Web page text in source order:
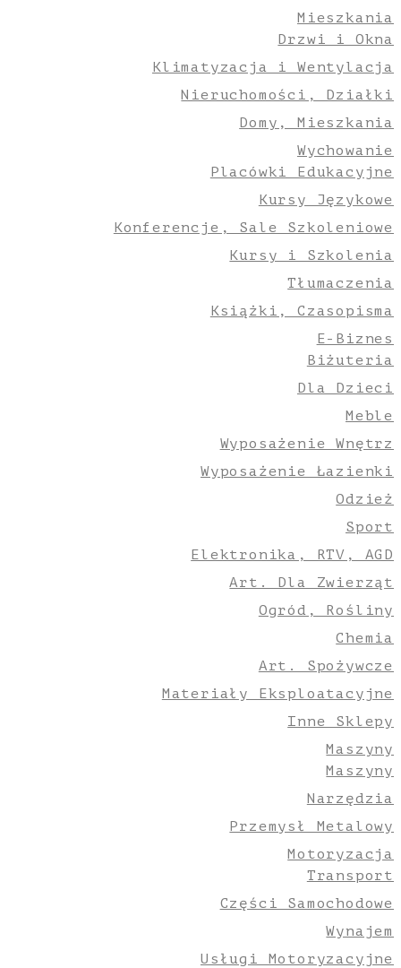
Mieszkania
Drzwi i Okna
Klimatyzacja i Wentylacja
Nieruchomości, Działki
Domy, Mieszkania
Wychowanie
Placówki Edukacyjne
Kursy Językowe
Konferencje, Sale Szkoleniowe
Kursy i Szkolenia
Tłumaczenia
Książki, Czasopisma
E-Biznes
Biżuteria
Dla Dzieci
Meble
Wyposażenie Wnętrz
Wyposażenie Łazienki
Odzież
Sport
Elektronika, RTV, AGD
Art. Dla Zwierząt
Ogród, Rośliny
Chemia
Art. Spożywcze
Materiały Eksploatacyjne
Inne Sklepy
Maszyny
Maszyny
Narzędzia
Przemysł Metalowy
Motoryzacja
Transport
Części Samochodowe
Wynajem
Usługi Motoryzacyjne